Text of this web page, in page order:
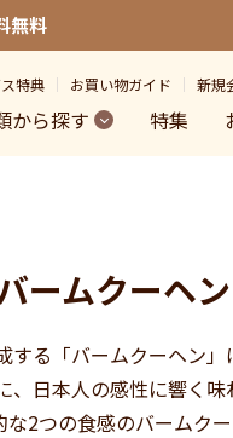
無料
特典 お買い物ガイド 新規
から探す 特集
ームクーヘン
る「バームクーヘン
日本人の感性に響く
2つの食感のバームクー